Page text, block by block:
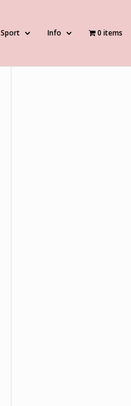
Sport Info 0 items